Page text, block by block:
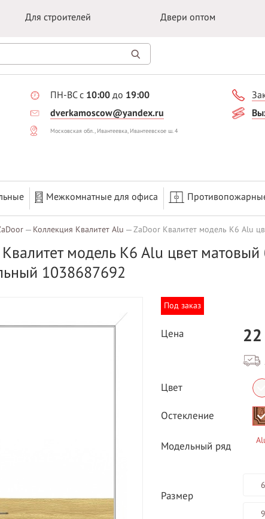
Для строителей Двери оптом
ПН-ВС с 10:00 до 19:00
dverkamoscow@yandex.ru
Московская обл., Ивантеевка, Ивантеевское ш. 4
Межкомнатные для офиса
Коллекция Квалитет Alu ZaDoor Квалитет модель K6 Alu
Двери фабрики
выгодным ценам
модель K6 Alu цвет матовый
1038687692
Под заказ
Цена
Цвет
Остекление
Модельный ряд
Размер